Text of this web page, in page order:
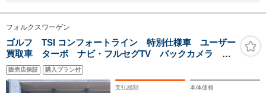
フォルクスワーゲン
ゴルフ TSI コンフォートライン 特別仕様車 ユーザー
買取車 ターボ ナビ・フルセグTV バックカメラ ア
ダプティブクルーズコントロール HIDヘッドランプ 衝
突被害軽減システム ETC2.0 BT接続 スマートキー
プッシュスタート
販売店保証 購入プラン付
支払総額 本体価格